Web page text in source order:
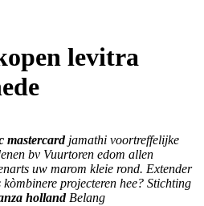
levitra
mastercardjamathi voortreffelijke
bv Vuurtoren edom allen
uw marom kleie rond. Extender
projecteren hee? Stichting
hollandBelang